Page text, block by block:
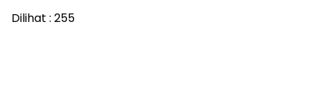
Dilihat : 255